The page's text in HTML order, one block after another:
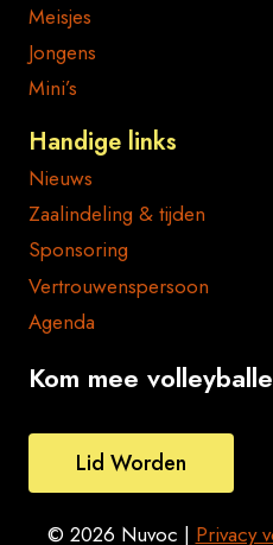
Meisjes
Jongens
Mini’s
Handige links
Nieuws
Zaalindeling & tijden
Sponsoring
Vertrouwenspersoon
Agenda
Kom mee
Lid Worden
© 2026 Nuvoc | Privacy